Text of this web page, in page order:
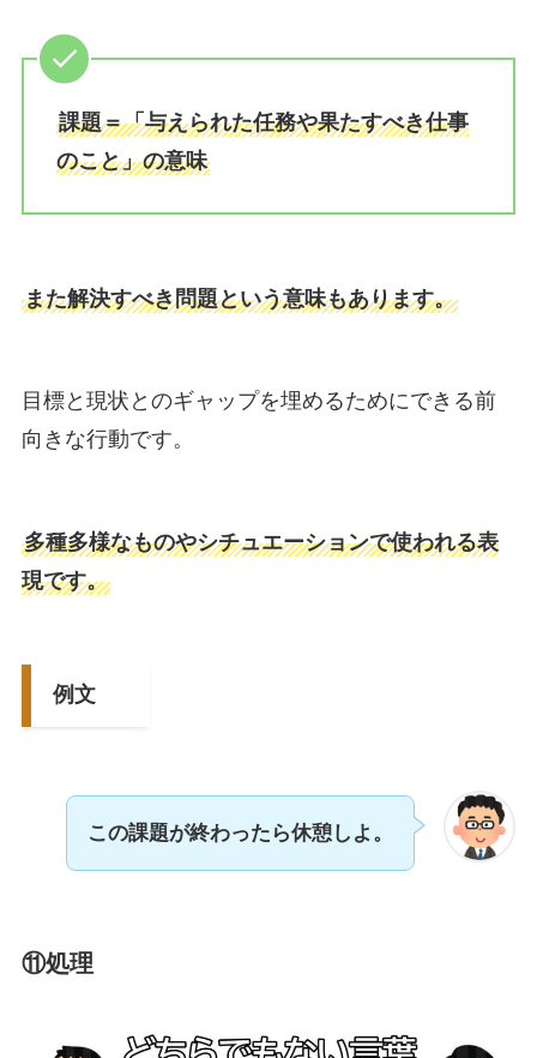
課題＝「与えられた任務や果たすべき仕事
のこと」の意味
また解決すべき問題という意味もあります。
目標と現状とのギャップを埋めるためにできる前
向きな行動です。
多種多様なものやシチュエーションで使われる表
現です。
例文
この課題が終わったら休憩しよ。
⑪処理